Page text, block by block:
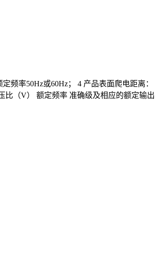
频率50Hz或60Hz； 4 产品表面爬电距离：
比（V） 额定频率 准确级及相应的额定输出